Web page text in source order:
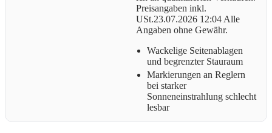
Preisangaben inkl.
USt.23.07.2026 12:04 Alle
Angaben ohne Gewähr.
Wackelige Seitenablagen
und begrenzter Stauraum
Markierungen an Reglern
bei starker
Sonneneinstrahlung schlecht
lesbar